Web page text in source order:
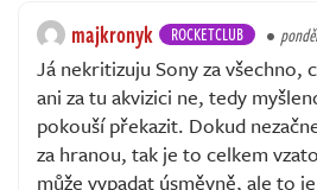
majkronyk ROCKETCLUB
Já nekritizuju Sony za všechno,
ani za tu akvizici ne, tedy
pokouší překazit. Dokud
za hranou, tak je to celkem
může vypadat úsměvně, ale to